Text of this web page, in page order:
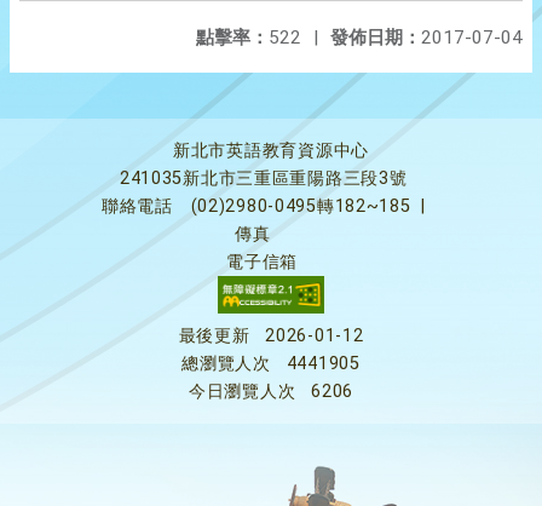
發佈日期： 2017-07-04
點擊率： 522 |
新北市英語教育資源中心
241035新北市三重區重陽路三段3號
聯絡電話
(02)2980-0495轉182~185
傳真
電子信箱
最後更新
2026-01-12
總瀏覽人次
4441905
今日瀏覽人次
6206